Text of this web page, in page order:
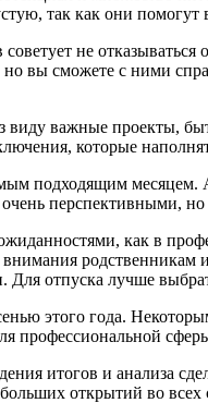
так как они
советует не
вы сможете с ними
виду важные проекты,
которые
подходящим месяцем.
перспективными, но
как в
родственникам
Для отпуска лучше
этого года.
профессиональной
итогов и анализа
открытий во всех